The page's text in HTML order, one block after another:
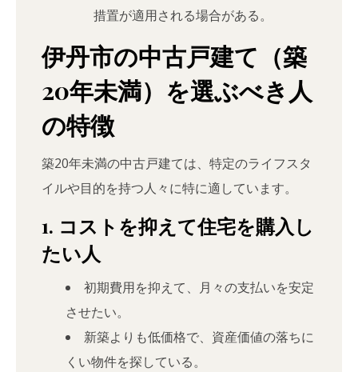
措置が適用される場合がある。
伊丹市の中古戸建て（築
20年未満）を選ぶべき人
の特徴
築20年未満の中古戸建ては、特定のライフスタ
イルや目的を持つ人々に特に適しています。
1. コストを抑えて住宅を購入し
たい人
初期費用を抑えて、月々の支払いを安定
させたい。
新築よりも低価格で、資産価値の落ちに
くい物件を探している。